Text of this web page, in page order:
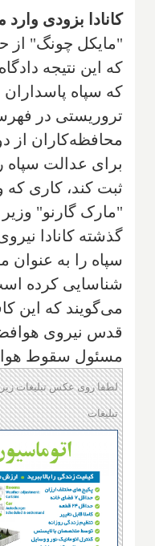
کانادا بزودی
"مایکل چونگ" از
که این نتیجه
که سپاه پاسداران
تروریستی در
محافظه‌كاران از
برای عدالت
ثبت کند، کاری
"مارک گارنو"
گذشته کانادا
سپاه را به
شناسایی کرده
می‌گویند که این
قدس نیروی
مسئول سقوط
لطفا روی عکس تبلیغات
تبلیغات